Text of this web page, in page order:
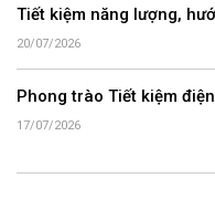
Tiết kiệm năng lượng,
20/07/2026
Phong trào Tiết kiệm
17/07/2026